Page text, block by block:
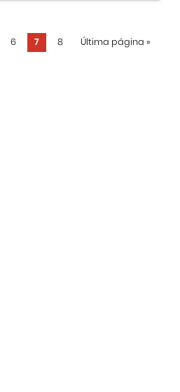
6 7 8 Última página »